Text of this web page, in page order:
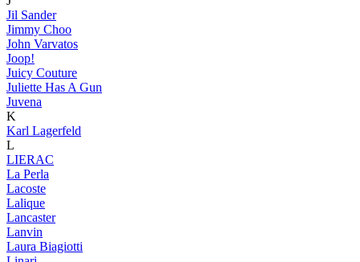
Jil Sander
Jimmy Choo
John Varvatos
Joop!
Juicy Couture
Juliette Has A Gun
Juvena
K
Karl Lagerfeld
L
LIERAC
La Perla
Lacoste
Lalique
Lancaster
Lanvin
Laura Biagiotti